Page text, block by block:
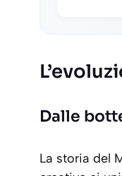
Dalle
La storia del